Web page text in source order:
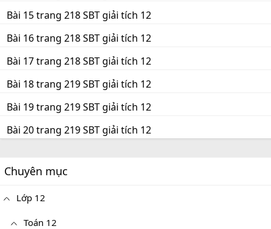
Bài 15 trang 218 SBT giải tích 12
Bài 16 trang 218 SBT giải tích 12
Bài 17 trang 218 SBT giải tích 12
Bài 18 trang 219 SBT giải tích 12
Bài 19 trang 219 SBT giải tích 12
Bài 20 trang 219 SBT giải tích 12
Chuyên mục
Lớp 12
Toán 12